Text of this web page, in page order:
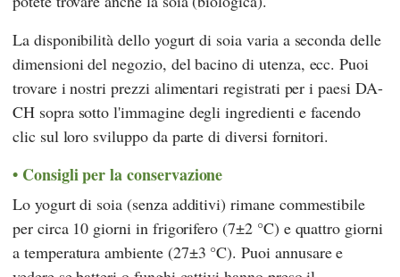
La disponibilità dello yogurt di soia varia a seconda delle
dimensioni del negozio, del bacino di utenza, ecc. Puoi
trovare i nostri prezzi alimentari registrati per i paesi DA-
CH sopra sotto l'immagine degli ingredienti e facendo
clic sul loro sviluppo da parte di diversi fornitori.
Consigli per la conservazione
Lo yogurt di soia (senza additivi) rimane commestibile
per circa 10 giorni in frigorifero (7±2 °C) e quattro giorni
a temperatura ambiente (27±3 °C). Puoi annusare e